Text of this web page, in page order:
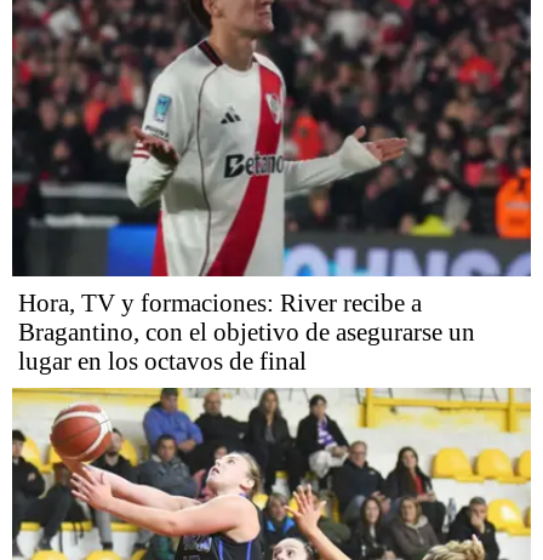
Hora, TV y formaciones: River recibe a
Bragantino, con el objetivo de asegurarse un
lugar en los octavos de final